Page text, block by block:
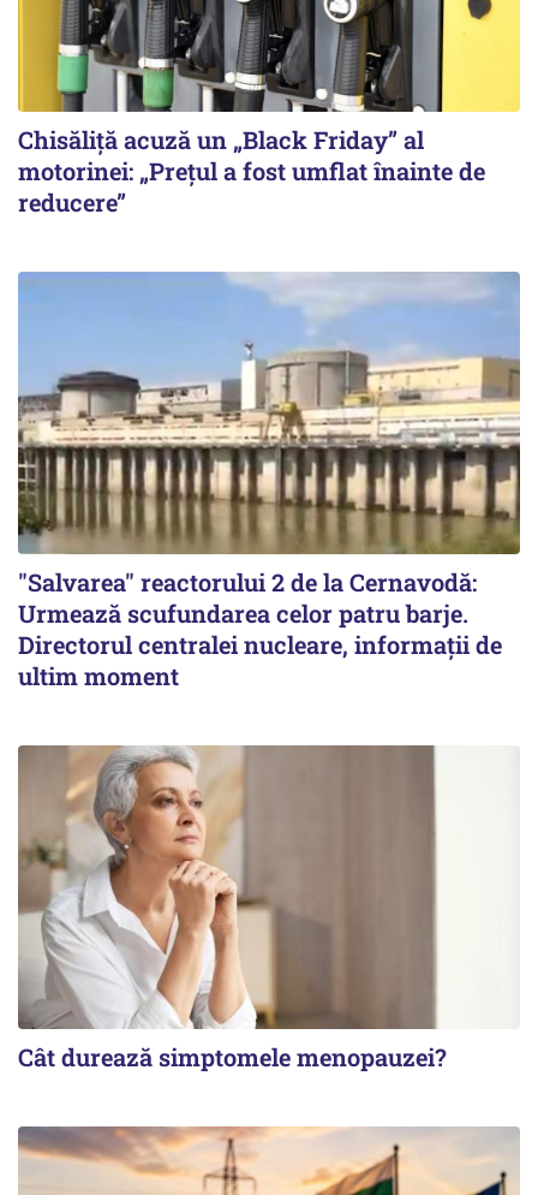
Chisăliță acuză un „Black Friday” al
motorinei: „Prețul a fost umflat înainte de
reducere”
"Salvarea" reactorului 2 de la Cernavodă:
Urmează scufundarea celor patru barje.
Directorul centralei nucleare, informații de
ultim moment
Cât durează simptomele menopauzei?